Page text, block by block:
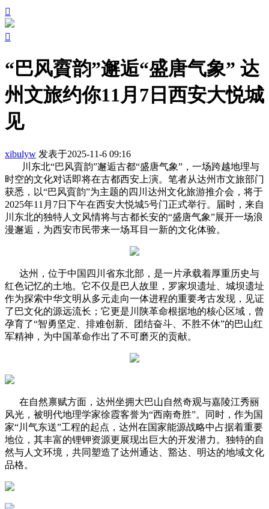


“巴风賨韵”邂逅“盛唐气象” 达
州文旅约你11月7日西安大悦城
见
xibulyw 发表于2025-11-6 09:16
川东北“巴风賨韵”邂逅古都“盛唐气象”， 一场跨越地理与
时空的文化对话即将在古都西安上演。笔者从达州市文旅部门
获悉，以“巴风賨韵”为主题的四川达州文化旅游推介会，将于
2025年11月7日下午在西安大悦城5号门正式举行。届时，来自
川东北的独特人文风情将与古都长安的“盛唐气象”展开一场浪
漫邂逅，为西安市民带来一场耳目一新的文化体验。
达州，位于中国四川省东北部，是一片承载着厚重历史与
红色记忆的土地。它不仅是巴人故里，罗家坝遗址、城坝遗址
作为探索中华文明从多元走向一体进程的重要考古发现，见证
了巴文化的源远流长；它更是川陕革命根据地的核心区域，曾
孕育了“智勇坚定、排难创新、团结奋斗、不胜不休”的巴山红
军精神，为中国革命作出了不可磨灭的贡献。
在自然禀赋方面，达州坐拥大巴山自然奇观与嘉陵江秀丽
风光，被明代地理学家徐霞客誉为“西南奇胜”。同时，作为国
家“川气东送”工程的起点，达州在国家能源战略中占据着重要
地位，其丰富的锂钾资源更展现出巨大的开发潜力。独特的自
然与人文环境，共同塑造了达州通达、豁达、明达的地域文化
品格。